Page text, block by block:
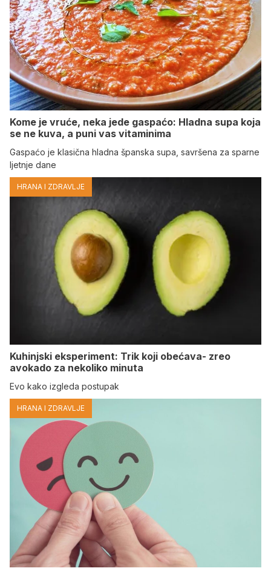
Kome je vruće, neka jede gaspaćo: Hladna supa koja
se ne kuva, a puni vas vitaminima
Gaspaćo je klasična hladna španska supa, savršena za sparne
ljetnje dane
HRANA I ZDRAVLJE
Kuhinjski eksperiment: Trik koji obećava- zreo
avokado za nekoliko minuta
Evo kako izgleda postupak
HRANA I ZDRAVLJE